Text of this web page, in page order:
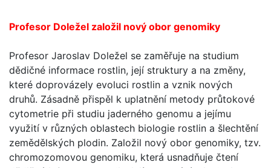
Profesor Doležel založil nový obor genomiky
Profesor Jaroslav Doležel se zaměřuje na studium
dědičné informace rostlin, její struktury a na změny,
které doprovázely evoluci rostlin a vznik nových
druhů. Zásadně přispěl k uplatnění metody průtokové
cytometrie při studiu jaderného genomu a jejímu
využití v různých oblastech biologie rostlin a šlechtění
zemědělských plodin. Založil nový obor genomiky, tzv.
chromozomovou genomiku, která usnadňuje čtení